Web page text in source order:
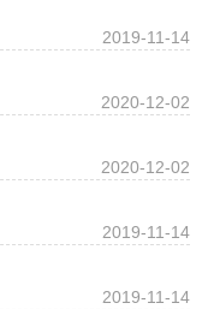
2019-11-14
2020-12-02
2020-12-02
2019-11-14
2019-11-14